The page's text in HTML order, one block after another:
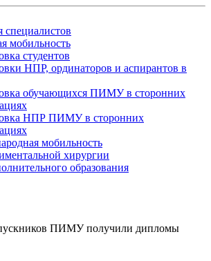
специалистов
мобильность
студентов
НПР, ординаторов и аспирантов в
обучающихся ПИМУ в сторонних
НПР ПИМУ в сторонних
мобильность
хирургии
образования
ПИМУ получили дипломы